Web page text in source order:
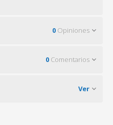
0 Opiniones
0 Comentarios
Ver